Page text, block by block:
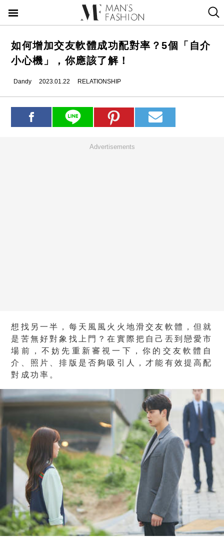
如何增加交友軟體成功配對率？5個「自介
小心機」，你應該了解！
Dandy 2023.01.22 RELATIONSHIP
Advertisements
想找另一半，每天風風火火地滑交友軟體，但就
是苦無好對象找上門？在實際把自己丟到戀愛市
場前，不妨先重新審視一下，你的交友軟體自
介、照片、排版是否夠吸引人，才能有效提高配
對成功率。